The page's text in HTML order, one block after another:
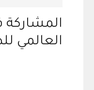
المشاركة
العالمي